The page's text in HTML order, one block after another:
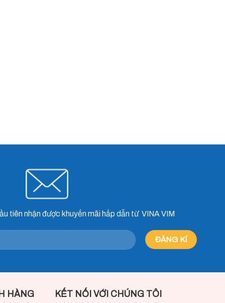
tiên nhận được khuyến mãi hấp dẫn từ VINA VIM
HÀNG KẾT NỐI VỚI CHÚNG TÔI